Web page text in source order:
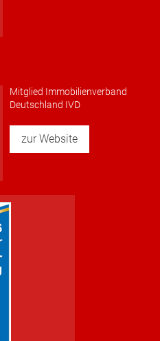
Mitglied Immobilienverband
Deutschland IVD
zur Website